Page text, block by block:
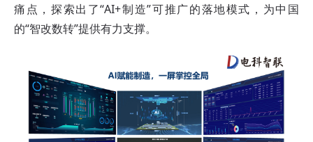
痛点，探索出了“AI+制造”可推广的落地模式，为中国
的“智改数转”提供有力支撑。